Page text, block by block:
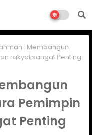
: Membangun
rakyat sangat Penting
Pemimpin
Penting